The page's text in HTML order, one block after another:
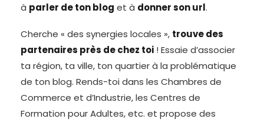
à parler de ton blog et à donner son url.
Cherche « des synergies locales », trouve des
partenaires près de chez toi ! Essaie d’associer
ta région, ta ville, ton quartier à la problématique
de ton blog. Rends-toi dans les Chambres de
Commerce et d’Industrie, les Centres de
Formation pour Adultes, etc. et propose des